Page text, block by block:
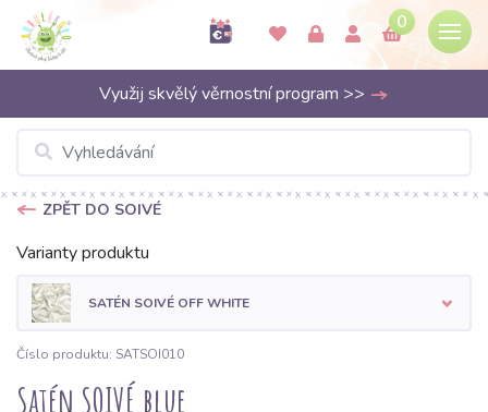
0
Využij skvělý věrnostní program >>
ZPĚT DO SOIVÉ
Varianty produktu
SATÉN SOIVÉ OFF WHITE
Číslo produktu: SATSOI010
Satén SOIVÉ blue